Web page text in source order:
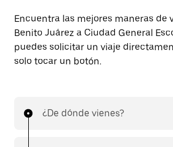
Encuentra las mejores maneras de
Benito Juárez a Ciudad General
puedes solicitar un viaje
solo tocar un botón.
¿De dónde vienes?